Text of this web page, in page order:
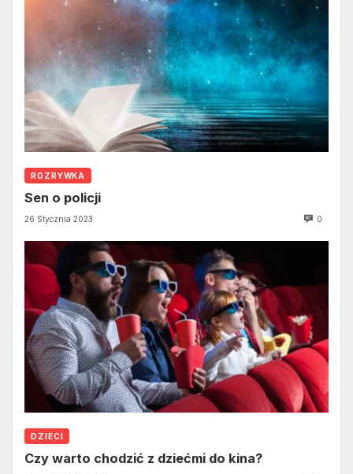
ROZRYWKA
Sen o policji
26 Stycznia 2023 0
DZIECI
Czy warto chodzić z dziećmi do kina?